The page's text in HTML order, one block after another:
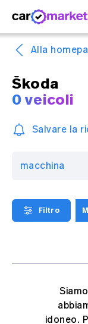
Alla
Škoda
0 veicoli
Salvare la
Filtro
idoneo.